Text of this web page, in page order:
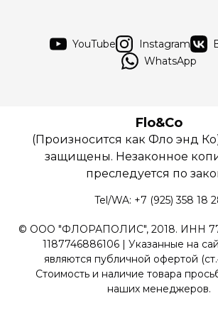
YouTube Instagram
WhatsApp
Flo&Co
(Произносится как Фло энд
защищены. Незаконное
преследуется по
Tel/WA: +7 (925) 358 18
© ООО "ФЛОРАПОЛИС", 2018. ИНН
1187746886106 | Указанные на
являются публичной офертой
Стоимость и наличие товара
наших менеджеров.